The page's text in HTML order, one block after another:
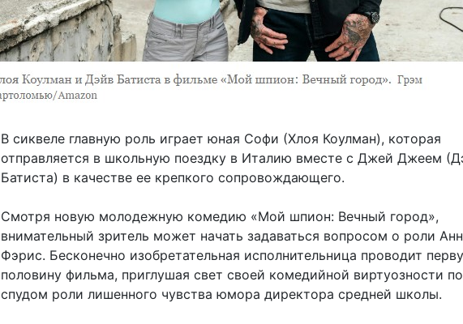
В сиквеле главную роль играет юная Софи (Хлоя Коулман), которая
отправляется в школьную поездку в Италию вместе с Джей Джеем
Батиста) в качестве ее крепкого сопровождающего.
Смотря новую молодежную комедию «Мой шпион: Вечный город»,
внимательный зритель может начать задаваться вопросом о роли
Фэрис. Бесконечно изобретательная исполнительница проводит
половину фильма, приглушая свет своей комедийной виртуозности
спудом роли лишенного чувства юмора директора средней школы.